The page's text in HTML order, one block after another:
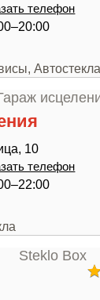
телефон
10
телефон